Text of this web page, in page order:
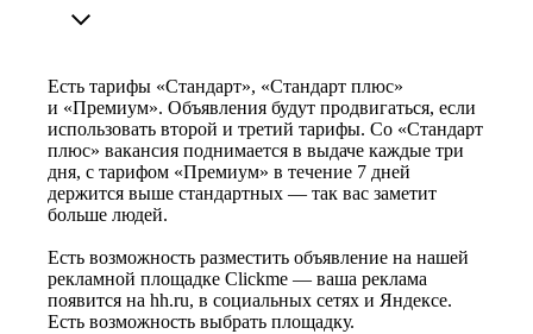
Есть тарифы «Стандарт», «Стандарт плюс»
и «Премиум». Объявления будут продвигаться, если
использовать второй и третий тарифы. Со «Стандарт
плюс» вакансия поднимается в выдаче каждые три
дня, с тарифом «Премиум» в течение 7 дней
держится выше стандартных — так вас заметит
больше людей.
Есть возможность разместить объявление на нашей
рекламной площадке Clickme — ваша реклама
появится на hh.ru, в социальных сетях и Яндексе.
Есть возможность выбрать площадку.